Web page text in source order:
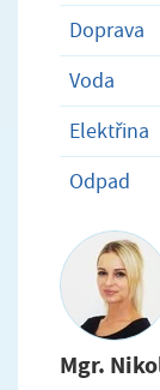
Doprava
Voda
Elektřina
Odpad
Mgr.